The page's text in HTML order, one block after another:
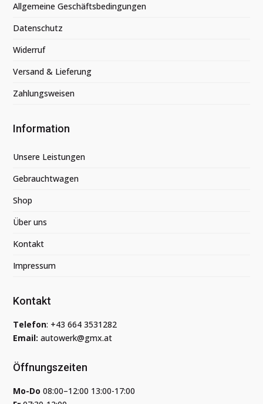
Allgemeine Geschäftsbedingungen
Datenschutz
Widerruf
Versand & Lieferung
Zahlungsweisen
Information
Unsere Leistungen
Gebrauchtwagen
Shop
Über uns
Kontakt
Impressum
Kontakt
Telefon: +43 664 3531282
Email: autowerk@gmx.at
Öffnungszeiten
Mo-Do 08:00–12:00 13:00-17:00